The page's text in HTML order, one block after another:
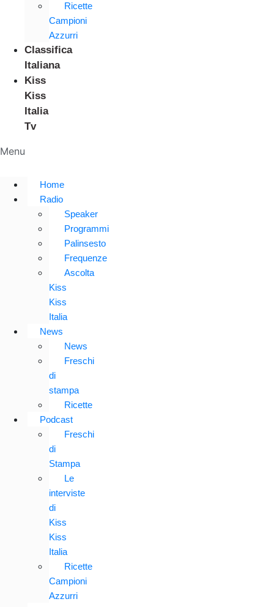
Ricette
Campioni
Azzurri
Classifica
Italiana
Kiss
Kiss
Italia
Tv
Menu
Home
Radio
Speaker
Programmi
Palinsesto
Frequenze
Ascolta
Kiss
Kiss
Italia
News
News
Freschi
di
stampa
Ricette
Podcast
Freschi
di
Stampa
Le
interviste
di
Kiss
Kiss
Italia
Ricette
Campioni
Azzurri